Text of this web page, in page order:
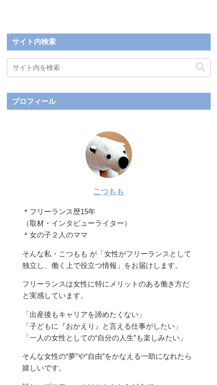
サイト内検索
プロフィール
こつもも
＊フリーランス歴15年
（取材・インタビューライター）
＊女の子２人のママ
そんな私・こつもも が「女性がフリーランスとして
独立し、働く上で役立つ情報」をお届けします。
フリーランスは女性に特にメリットのある働き方だ
と実感しています。
「出産後もキャリアを諦めたくない」
「子どもに『おかえり』と言える仕事がしたい」
「一人の女性としての“自分の人生”も楽しみたい」
そんな女性の“夢”や“自由”をかなえる一助になれたら
嬉しいです。